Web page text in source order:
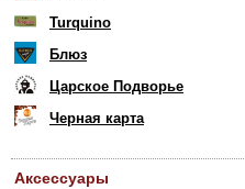
Turquino
Блюз
Царское Подворье
Черная карта
Аксессуары